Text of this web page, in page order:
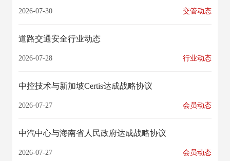
2026-07-30 交管动态
道路交通安全行业动态
2026-07-28 行业动态
中控技术与新加坡Certis达成战略协议
2026-07-27 会员动态
中汽中心与海南省人民政府达成战略协议
2026-07-27 会员动态